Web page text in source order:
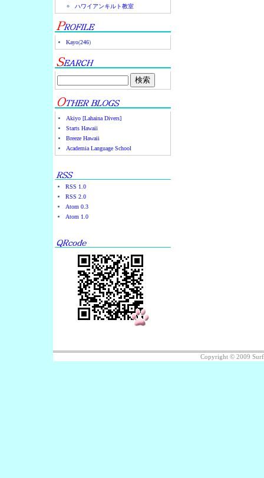
ハワイアンキルト教室
Kayo(246)
Akiyo [Lahaina Divers]
Starts Hawaii
Breeze Hawaii
Academia Language School
RSS 1.0
RSS 2.0
Atom 0.3
Atom 1.0
Copyright © 2009